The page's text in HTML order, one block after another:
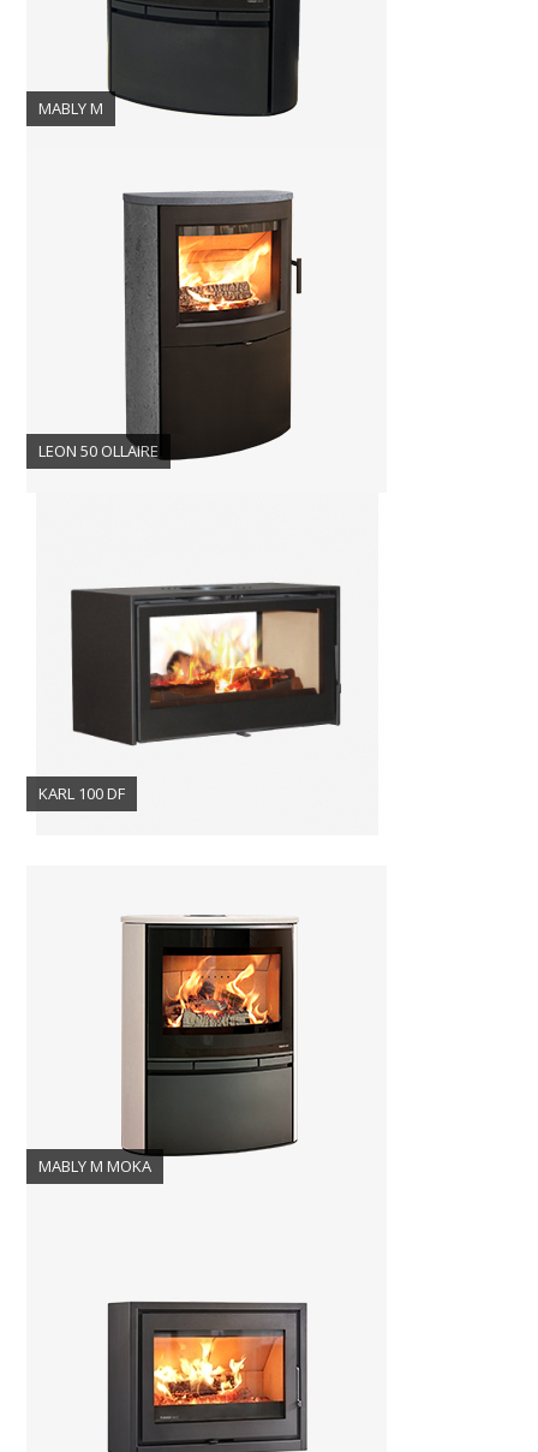
MABLY M
LEON 50 OLLAIRE
KARL 100 DF
MABLY M MOKA